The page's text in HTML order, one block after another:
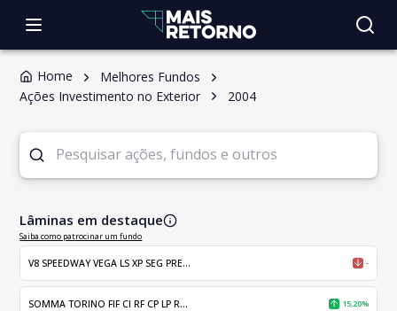
Home
Melhores Fundos
Ações Investimento no Exterior
2004
Lâminas em destaque
Saiba como patrocinar um fundo
V8 SPEEDWAY VEGA LS XP SEG PRE... -
SOMMA TORINO FIF CI RF CP LP R... 15,20%